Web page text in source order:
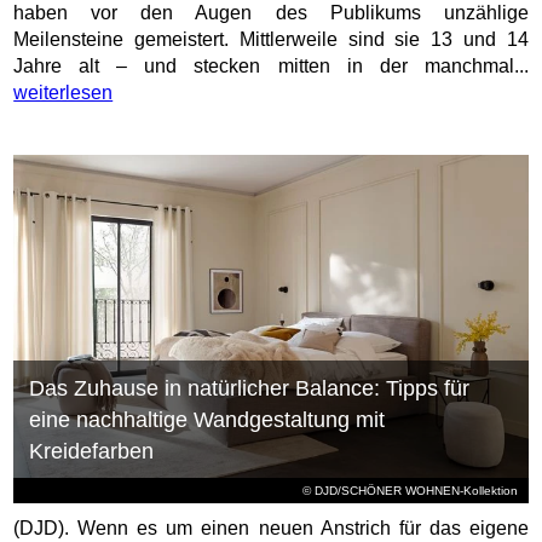
haben vor den Augen des Publikums unzählige
Meilensteine gemeistert. Mittlerweile sind sie 13 und 14
Jahre alt – und stecken mitten in der manchmal...
weiterlesen
© DJD/SCHÖNER WOHNEN-Kollektion
Das Zuhause in natürlicher Balance: Tipps für
eine nachhaltige Wandgestaltung mit
Kreidefarben
(DJD). Wenn es um einen neuen Anstrich für das eigene